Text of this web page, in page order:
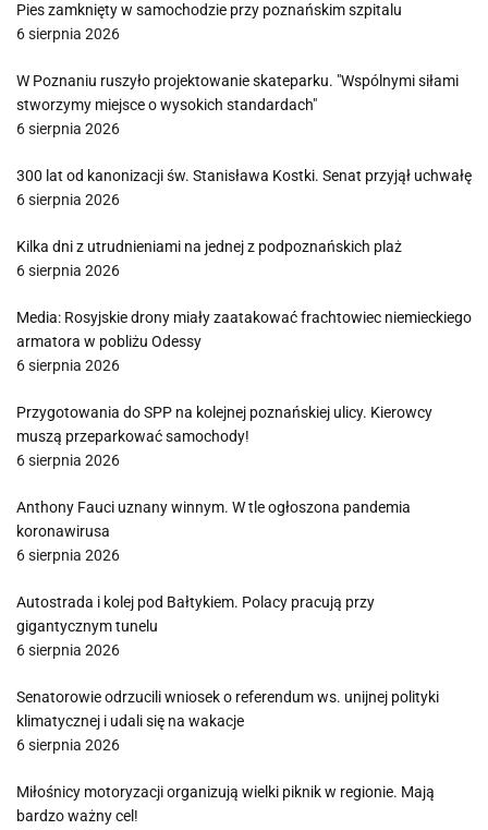
Pies zamknięty w samochodzie przy poznańskim szpitalu
6 sierpnia 2026
W Poznaniu ruszyło projektowanie skateparku. "Wspólnymi siłami
stworzymy miejsce o wysokich standardach"
6 sierpnia 2026
300 lat od kanonizacji św. Stanisława Kostki. Senat przyjął uchwałę
6 sierpnia 2026
Kilka dni z utrudnieniami na jednej z podpoznańskich plaż
6 sierpnia 2026
Media: Rosyjskie drony miały zaatakować frachtowiec niemieckiego
armatora w pobliżu Odessy
6 sierpnia 2026
Przygotowania do SPP na kolejnej poznańskiej ulicy. Kierowcy
muszą przeparkować samochody!
6 sierpnia 2026
Anthony Fauci uznany winnym. W tle ogłoszona pandemia
koronawirusa
6 sierpnia 2026
Autostrada i kolej pod Bałtykiem. Polacy pracują przy
gigantycznym tunelu
6 sierpnia 2026
Senatorowie odrzucili wniosek o referendum ws. unijnej polityki
klimatycznej i udali się na wakacje
6 sierpnia 2026
Miłośnicy motoryzacji organizują wielki piknik w regionie. Mają
bardzo ważny cel!